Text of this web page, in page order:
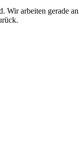
Wir arbeiten gerade